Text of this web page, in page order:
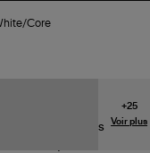
Core
+25
Voir plus